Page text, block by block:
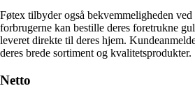
Føtex tilbyder også bekvemmeligheden
forbrugerne kan bestille deres foretrukne
leveret direkte til deres hjem.
deres brede sortiment og kvalitetsprodukter.
Netto